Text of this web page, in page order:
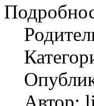
Автор: